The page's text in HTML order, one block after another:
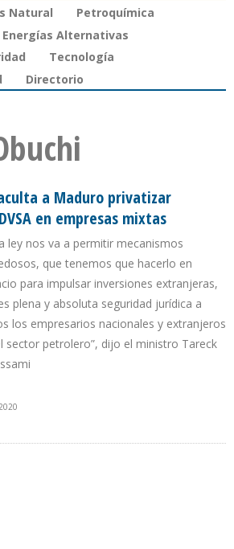
Natural
Petroquímica
Energías Alternativas
Tecnología
Directorio
a Maduro privatizar
en empresas mixtas
ley nos va a permitir mecanismos
que tenemos que hacerlo en
para impulsar inversiones extranjeras,
plena y absoluta seguridad jurídica a
los empresarios nacionales y extranjeros
sector petrolero”, dijo el ministro Tareck